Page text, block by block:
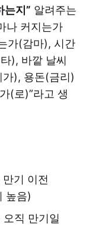
는지” 알려주는
나 커지는가
가(감마), 시간
), 바깥 날씨
), 용돈(금리)
(로)”라고 생
기 이전
높음)
직 만기일